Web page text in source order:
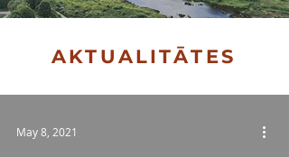
AKTUALITĀTES
May 8, 2021